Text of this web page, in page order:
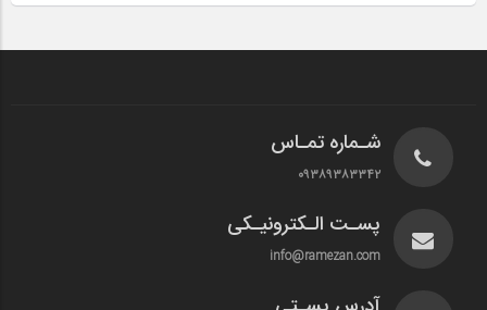
شـماره تمـاس
۰۹۳۸۹۳۸۳۳۴۲
پسـت الـکترونیـکی
info@ramezan.com